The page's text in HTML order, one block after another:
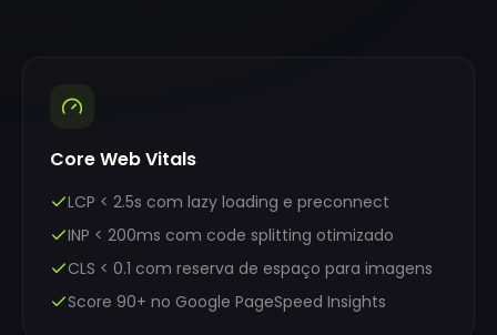
Core Web Vitals
LCP < 2.5s com lazy loading e preconnect
INP < 200ms com code splitting otimizado
CLS < 0.1 com reserva de espaço para imagens
Score 90+ no Google PageSpeed Insights